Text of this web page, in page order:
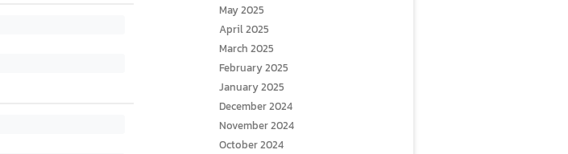
May 2025
April 2025
March 2025
February 2025
January 2025
December 2024
November 2024
October 2024